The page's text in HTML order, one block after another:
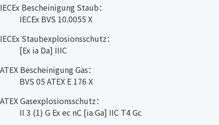
IECEx Bescheinigung Staub：
IECEx BVS 10.0055 X
IECEx Staubexplosionsschutz：
[Ex ia Da] IIIC
ATEX Bescheinigung Gas：
BVS 05 ATEX E 176 X
ATEX Gasexplosionsschutz：
II 3 (1) G Ex ec nC [ia Ga] IIC T4 Gc